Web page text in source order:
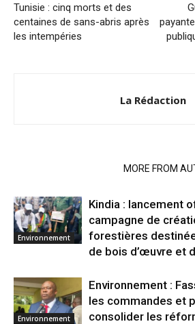
Tunisie : cinq morts et des
centaines de sans-abris après
les intempéries
La Rédaction
MORE FROM
Environnement
Kindia : lancement
campagne de
forestières
de bois d’œuvre et
Environnement
Environnement :
les commandes et
consolider les